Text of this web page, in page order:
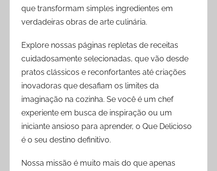
que transformam simples ingredientes em
verdadeiras obras de arte culinária.
Explore nossas páginas repletas de receitas
cuidadosamente selecionadas, que vão desde
pratos clássicos e reconfortantes até criações
inovadoras que desafiam os limites da
imaginação na cozinha. Se você é um chef
experiente em busca de inspiração ou um
iniciante ansioso para aprender, o Que Delicioso
é o seu destino definitivo.
Nossa missão é muito mais do que apenas